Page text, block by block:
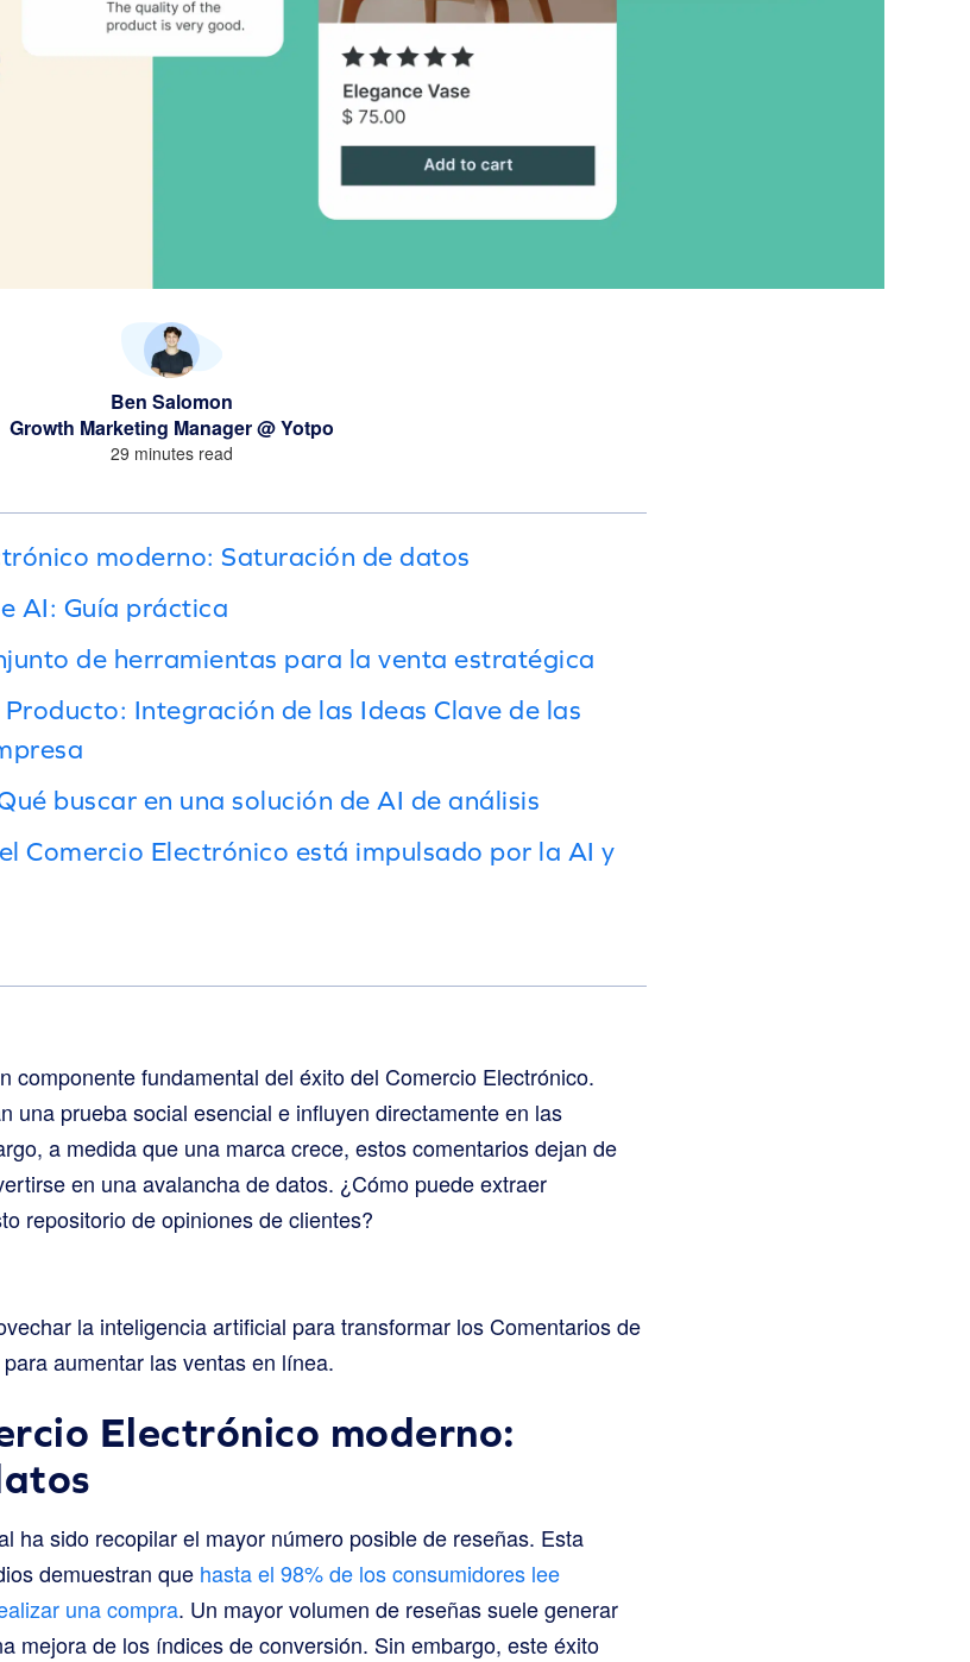
Ben Salomon
Growth Marketing Manager @ Yotpo
29 minutes read
moderno: Saturación de datos
AI: Guía práctica
de herramientas para la venta estratégica
Integración de las Ideas Clave de las
buscar en una solución de AI de análisis
Comercio Electrónico está impulsado por la AI y
componente fundamental del éxito del Comercio Electrónico.
una prueba social esencial e influyen directamente en las
a medida que una marca crece, estos comentarios dejan de
en una avalancha de datos. ¿Cómo puede extraer
repositorio de opiniones de clientes?
la inteligencia artificial para transformar los Comentarios de
aumentar las ventas en línea.
Electrónico moderno:
ha sido recopilar el mayor número posible de reseñas. Esta
demuestran que hasta el 98% de los consumidores lee
una compra. Un mayor volumen de reseñas suele generar
mejora de los índices de conversión. Sin embargo, este éxito